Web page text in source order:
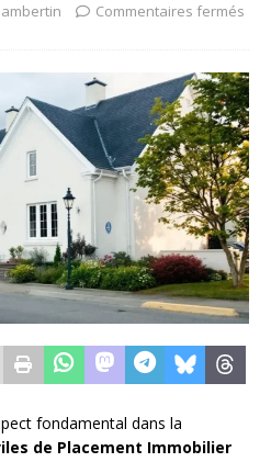
Commentaires fermés
fondamental dans la
de Placement Immobilier